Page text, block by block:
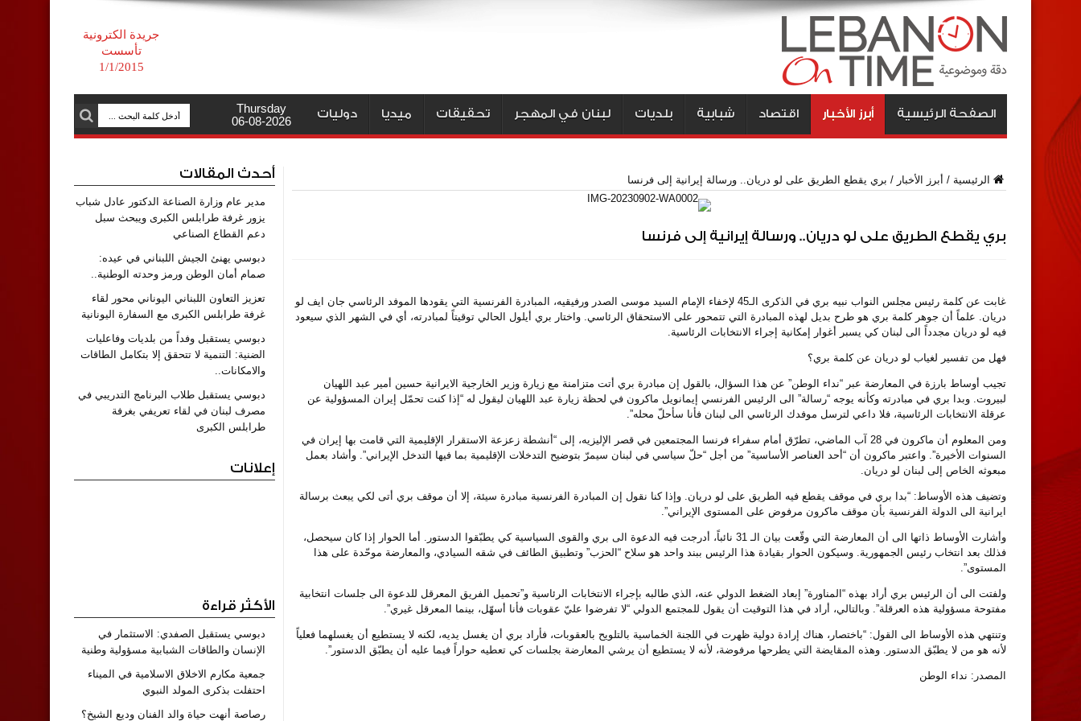
جريدة الكترونية
تأسست
1/1/2015
الصفحة الرئيسية أبرز الأخبار اقتصاد شبابية بلديات لبنان في المهجر تحقيقات ميديا دوليات
Thursday
06-08-2026
الرئيسية / أبرز الأخبار / بري يقطع الطريق على لو دريان.. ورسالة إيرانية إلى فرنسا
بري يقطع الطريق على لو دريان.. ورسالة إيرانية إلى فرنسا
غابت عن كلمة رئيس مجلس النواب نبيه بري في الذكرى الـ45 لإخفاء الإمام السيد موسى الصدر ورفيقيه، المبادرة الفرنسية التي يقودها الموفد الرئاسي جان ايف لو
دريان. علماً أن جوهر كلمة بري هو طرح بديل لهذه المبادرة التي تتمحور على الاستحقاق الرئاسي. واختار بري أيلول الحالي توقيتاً لمبادرته، أي في الشهر الذي سيعود
فيه لو دريان مجدداً الى لبنان كي يسبر أغوار إمكانية إجراء الانتخابات الرئاسية.
فهل من تفسير لغياب لو دريان عن كلمة بري؟
تجيب أوساط بارزة في المعارضة عبر “نداء الوطن” عن هذا السؤال، بالقول إن مبادرة بري أتت متزامنة مع زيارة وزير الخارجية الايرانية حسين أمير عبد اللهيان
لبيروت. وبدا بري في مبادرته وكأنه يوجه “رسالة” الى الرئيس الفرنسي إيمانويل ماكرون في لحظة زيارة عبد اللهيان ليقول له “إذا كنت تحمّل إيران المسؤولية عن
عرقلة الانتخابات الرئاسية، فلا داعي لترسل موفدك الرئاسي الى لبنان فأنا سأحلّ محله”.
ومن المعلوم أن ماكرون في 28 آب الماضي، تطرّق أمام سفراء فرنسا المجتمعين في قصر الإليزيه، إلى “أنشطة زعزعة الاستقرار الإقليمية التي قامت بها إيران في
السنوات الأخيرة”. واعتبر ماكرون أن “أحد العناصر الأساسية” من أجل “حلّ سياسي في لبنان سيمرّ بتوضيح التدخلات الإقليمية بما فيها التدخل الإيراني”. وأشاد بعمل
مبعوثه الخاص إلى لبنان لو دريان.
وتضيف هذه الأوساط: “بدا بري في موقف يقطع فيه الطريق على لو دريان. وإذا كنا نقول إن المبادرة الفرنسية مبادرة سيئة، إلا أن موقف بري أتى لكي يبعث برسالة
ايرانية الى الدولة الفرنسية بأن موقف ماكرون مرفوض على المستوى الإيراني”.
وأشارت الأوساط ذاتها الى أن المعارضة التي وقّعت بيان الـ 31 نائباً، أدرجت فيه الدعوة الى بري والقوى السياسية كي يطبّقوا الدستور. أما الحوار إذا كان سيحصل،
فذلك بعد انتخاب رئيس الجمهورية. وسيكون الحوار بقيادة هذا الرئيس ببند واحد هو سلاح “الحزب” وتطبيق الطائف في شقه السيادي، والمعارضة موحّدة على هذا
المستوى”.
ولفتت الى أن الرئيس بري أراد بهذه “المناورة” إبعاد الضغط الدولي عنه، الذي طالبه بإجراء الانتخابات الرئاسية و”تحميل الفريق المعرقل للدعوة الى جلسات انتخابية
مفتوحة مسؤولية هذه العرقلة”. وبالتالي، أراد في هذا التوقيت أن يقول للمجتمع الدولي “لا تفرضوا عليّ عقوبات فأنا أسهّل، بينما المعرقل غيري”.
وتنتهي هذه الأوساط الى القول: “باختصار، هناك إرادة دولية ظهرت في اللجنة الخماسية بالتلويح بالعقوبات، فأراد بري أن يغسل يديه، لكنه لا يستطيع أن يغسلهما فعلياً
لأنه هو من لا يطبّق الدستور. وهذه المقايضة التي يطرحها مرفوضة، لأنه لا يستطيع أن يرشي المعارضة بجلسات كي تعطيه حواراً فيما عليه أن يطبّق الدستور”.
المصدر: نداء الوطن
أحدث المقالات
مدير عام وزارة الصناعة الدكتور عادل شباب
يزور غرفة طرابلس الكبرى ويبحث سبل
دعم القطاع الصناعي
دبوسي يهنئ الجيش اللبناني في عيده:
صمام أمان الوطن ورمز وحدته الوطنية..
تعزيز التعاون اللبناني اليوناني محور لقاء
غرفة طرابلس الكبرى مع السفارة اليونانية
دبوسي يستقبل وفداً من بلديات وفاعليات
الضنية: التنمية لا تتحقق إلا بتكامل الطاقات
والامكانات..
دبوسي يستقبل طلاب البرنامج التدريبي في
مصرف لبنان في لقاء تعريفي بغرفة
طرابلس الكبرى
إعلانات
الأكثر قراءة
دبوسي يستقبل الصفدي: الاستثمار في
الإنسان والطاقات الشبابية مسؤولية وطنية
جمعية مكارم الاخلاق الاسلامية في الميناء
احتفلت بذكرى المولد النبوي
رصاصة أنهت حياة والد الفنان وديع الشيخ؟